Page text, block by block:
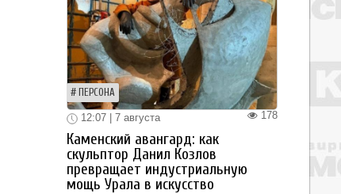
ПЕРСОНА
178
12:07 | 7 августа
Каменский авангард: как
скульптор Данил Козлов
превращает индустриальную
мощь Урала в искусство